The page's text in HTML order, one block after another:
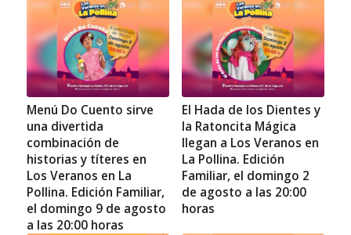
Menú Do Cuento sirve
una divertida
combinación de
historias y títeres en
Los Veranos en La
Pollina. Edición Familiar,
el domingo 9 de agosto
a las 20:00 horas
El Hada de los Dientes y
la Ratoncita Mágica
llegan a Los Veranos en
La Pollina. Edición
Familiar, el domingo 2
de agosto a las 20:00
horas